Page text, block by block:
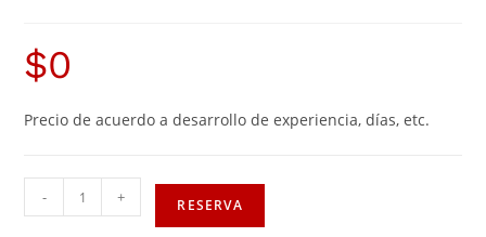
$0
Precio de acuerdo a desarrollo de experiencia, días, etc.
- + RESERVA